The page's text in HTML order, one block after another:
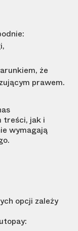
że
prawem.
treści, jak i
wymagają
opcji zależy